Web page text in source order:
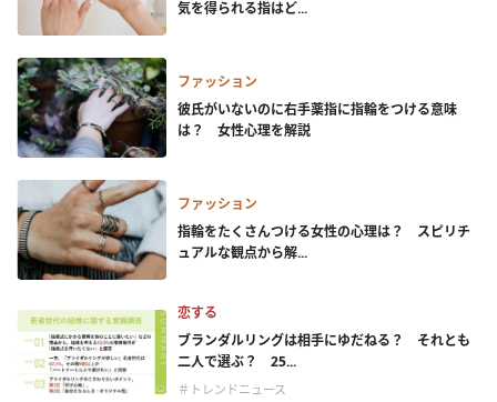
気を得られる指はど...
ファッション
彼氏がいないのに右手薬指に指輪をつける意味
は？ 女性心理を解説
ファッション
指輪をたくさんつける女性の心理は？ スピリチ
ュアルな観点から解...
恋する
ブランダルリングは相手にゆだねる？ それとも
二人で選ぶ？ 25...
＃トレンドニュース